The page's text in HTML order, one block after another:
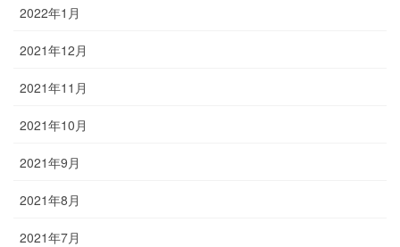
2022年1月
2021年12月
2021年11月
2021年10月
2021年9月
2021年8月
2021年7月